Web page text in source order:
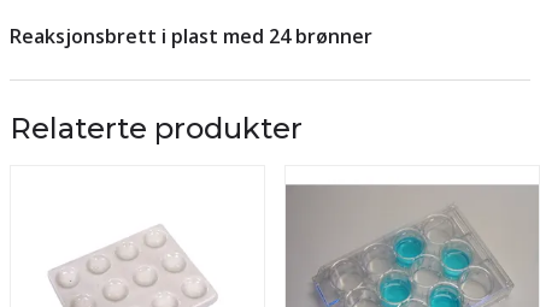
Reaksjonsbrett i plast med 24 brønner
Relaterte produkter